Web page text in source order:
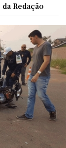
da Redação